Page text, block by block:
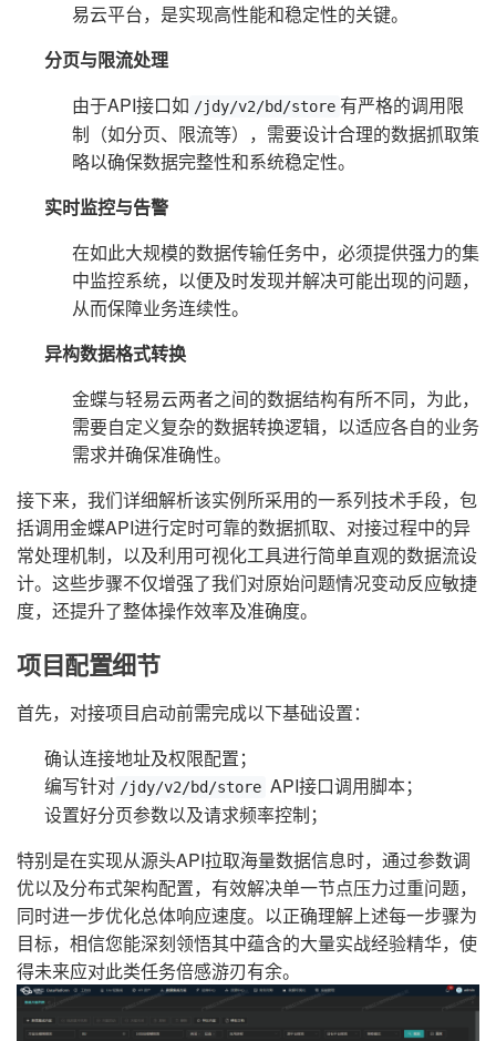
易云平台，是实现高性能和稳定性的关键。
分页与限流处理
由于API接口如 /jdy/v2/bd/store 有严格的调用限
制（如分页、限流等），需要设计合理的数据抓取策
略以确保数据完整性和系统稳定性。
实时监控与告警
在如此大规模的数据传输任务中，必须提供强力的集
中监控系统，以便及时发现并解决可能出现的问题，
从而保障业务连续性。
异构数据格式转换
金蝶与轻易云两者之间的数据结构有所不同，为此，
需要自定义复杂的数据转换逻辑，以适应各自的业务
需求并确保准确性。
接下来，我们详细解析该实例所采用的一系列技术手段，包
括调用金蝶API进行定时可靠的数据抓取、对接过程中的异
常处理机制，以及利用可视化工具进行简单直观的数据流设
计。这些步骤不仅增强了我们对原始问题情况变动反应敏捷
度，还提升了整体操作效率及准确度。
项目配置细节
首先，对接项目启动前需完成以下基础设置：
确认连接地址及权限配置；
编写针对 /jdy/v2/bd/store API接口调用脚本；
设置好分页参数以及请求频率控制；
特别是在实现从源头API拉取海量数据信息时，通过参数调
优以及分布式架构配置，有效解决单一节点压力过重问题，
同时进一步优化总体响应速度。以正确理解上述每一步骤为
目标，相信您能深刻领悟其中蕴含的大量实战经验精华，使
得未来应对此类任务倍感游刃有余。